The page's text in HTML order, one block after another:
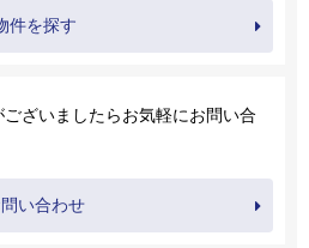
件を探す
ざいましたらお気軽にお問い合
い合わせ